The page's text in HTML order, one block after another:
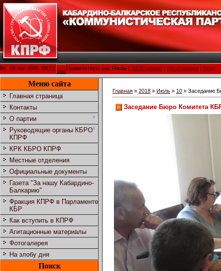
Вс, 09 Авг 2026, 09:32 Приветствую Вас Гость RSSГлавная Регистрация Вход
Меню сайта
Главная страница
Контакты
О партии
Руководящие органы КБРО
КПРФ
КРК КБРО КПРФ
Местные отделения
Официальные документы
Газета "За нашу Кабардино-
Балкарию"
Фракция КПРФ в Парламенте
КБР
Как вступить в КПРФ
Агитационные материалы
Фотогалерея
На злобу дня
Поиск
Главная » 2018 » Июль » 10 » Заседание
Заседание Бюро Комитета